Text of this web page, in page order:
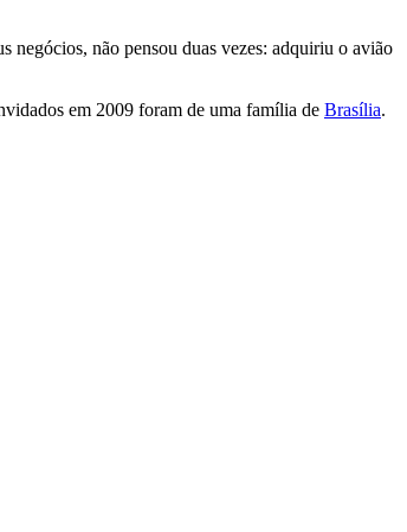
negócios, não pensou duas vezes: adquiriu o avião
em 2009 foram de uma família de Brasília.